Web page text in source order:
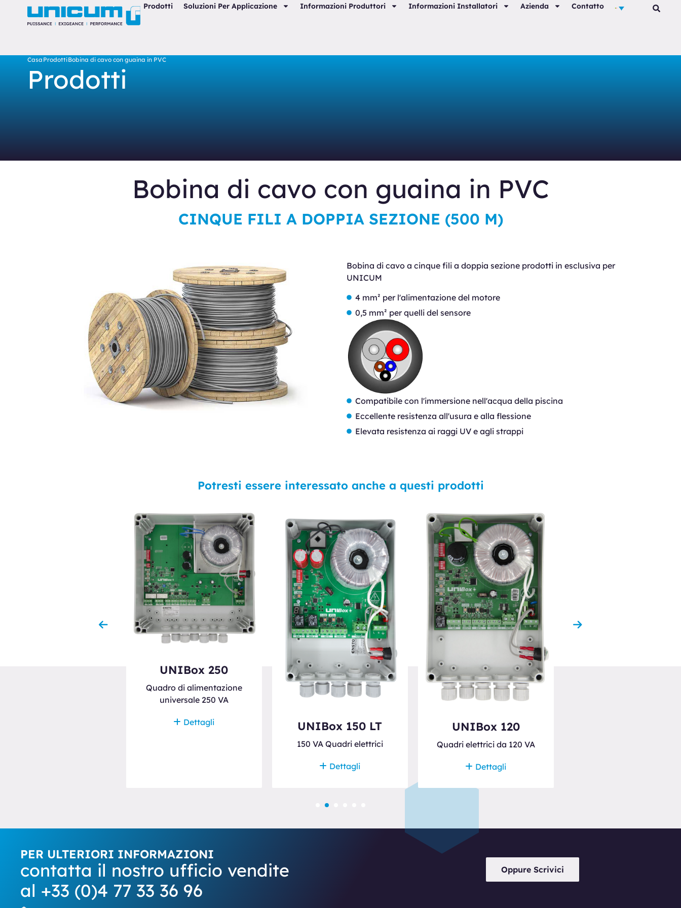
Prodotti Soluzioni Per Applicazione Informazioni Produttori Informazioni Installatori Azienda Contatto
Casa ProdottiBobina di cavo con guaina in PVC
Prodotti
Bobina di cavo con guaina in PVC
CINQUE FILI A DOPPIA SEZIONE (500 M)
Bobina di cavo a cinque fili a doppia sezione prodotti in esclusiva per
UNICUM
4 mm² per l'alimentazione del motore
0,5 mm² per quelli del sensore
Compatibile con l'immersione nell'acqua della piscina
Eccellente resistenza all'usura e alla flessione
Elevata resistenza ai raggi UV e agli strappi
Potresti essere interessato anche a questi prodotti
UNIBox 250
Quadro di alimentazione
universale 250 VA
Dettagli UNIBox 150 LT
150 VA Quadri elettrici
Dettagli
UNIBox 120
Quadri elettrici da 120 VA
Dettagli
PER ULTERIORI INFORMAZIONI
contatta il nostro ufficio vendite
al +33 (0)4 77 33 36 96
Oppure Scrivici